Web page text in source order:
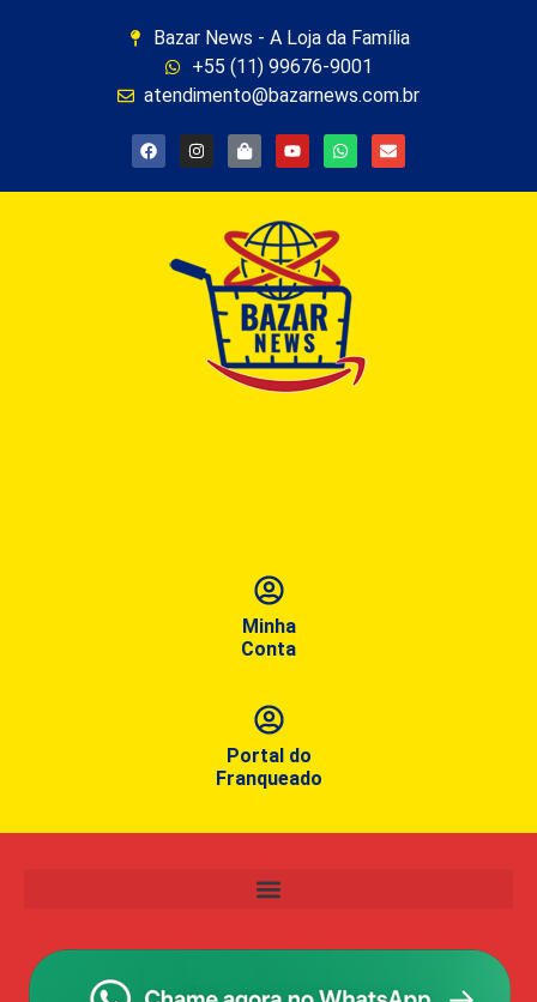
Bazar News - A Loja da Família
+55 (11) 99676-9001
atendimento@bazarnews.com.br
Minha
Conta
Portal do
Franqueado